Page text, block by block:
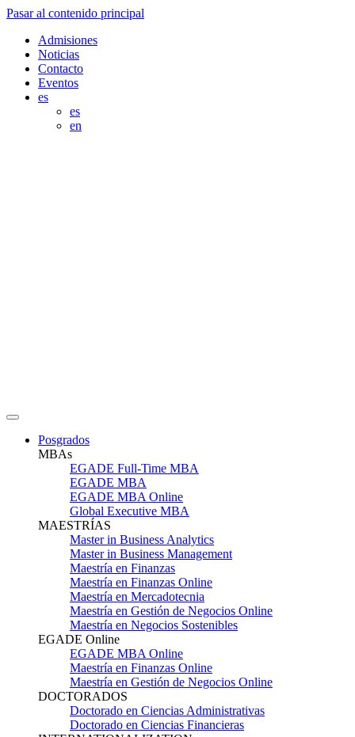
Pasar al contenido principal
Admisiones
Noticias
Contacto
Eventos
es
es
en
Posgrados
MBAs
EGADE Full-Time MBA
EGADE MBA
EGADE MBA Online
Global Executive MBA
MAESTRÍAS
Master in Business Analytics
Master in Business Management
Maestría en Finanzas
Maestría en Finanzas Online
Maestría en Mercadotecnia
Maestría en Gestión de Negocios Online
Maestría en Negocios Sostenibles
EGADE Online
EGADE MBA Online
Maestría en Finanzas Online
Maestría en Gestión de Negocios Online
DOCTORADOS
Doctorado en Ciencias Administrativas
Doctorado en Ciencias Financieras